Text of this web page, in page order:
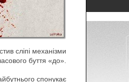
сліпі механізми
буття «до».
спонукає